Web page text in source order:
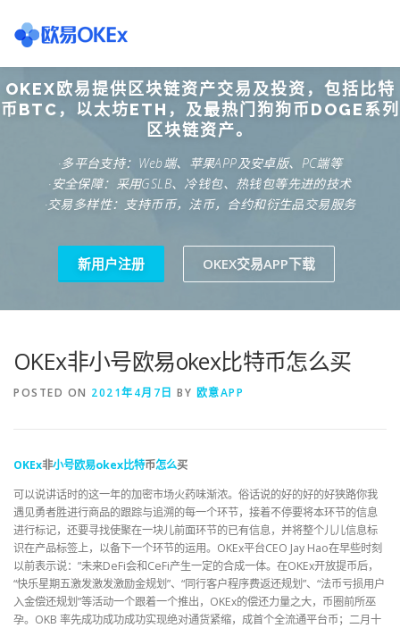
content
欧意交易所 关于欧意OKX 欧意APP下载 欧意注册网
欧意团队 欧意APP资讯 易欧APP下载
OKEX欧易提供区块链资产交易及投资，包括比特
币BTC，以太坊ETH，及最热门狗狗币DOGE系列
区块链资产。
·多平台支持：Web端、苹果APP及安卓版、PC端等
·安全保障：采用GSLB、冷钱包、热钱包等先进的技术
·交易多样性：支持币币，法币，合约和衍生品交易服务
新用户注册 OKEX交易APP下载
OKEx非小号欧易okex比特币怎么买
POSTED ON 2021年4月7日 BY 欧意APP
OKEx非小号欧易okex比特币怎么买
可以说讲话时的这一年的加密市场火药味渐浓。俗话说的好的好的好狭路你我
遇见勇者胜进行商品的跟踪与追溯的每一个环节，接着不停要将本环节的信息
进行标记，还要寻找使聚在一块儿前面环节的已有信息，并将整个儿儿信息标
识在产品标签上，以备下一个环节的运用。OKEx平台CEO Jay Hao在早些时刻
以前表示说：”未来DeFi会和CeFi产生一定的合成一体。在OKEx开放提币后，
“快乐星期五激发激发激励金规划”、“同行客户程序费返还规划”、“法币亏损用户
入金偿还规划”等活动一个跟着一个推出，OKEx的偿还力量之大，币圈前所巫
孕。OKB 率先成功成功成功实现绝对通货紧缩，成首个全流通平台币；二月十